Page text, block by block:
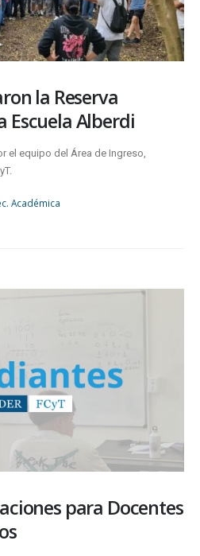
la Reserva
Escuela Alberdi
el equipo del Área de Ingreso,
Académica
para Docentes